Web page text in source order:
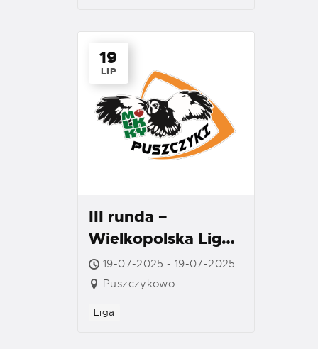
19
LIP
III runda –
Wielkopolska Liga
Mölkky
19-07-2025 - 19-07-2025
Puszczykowo
Liga